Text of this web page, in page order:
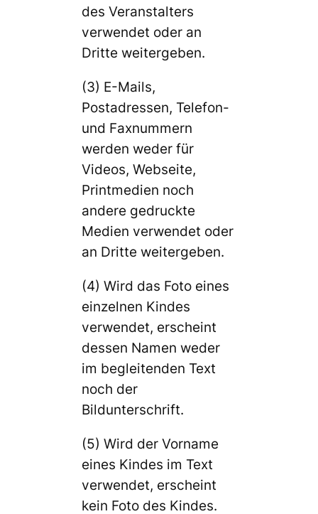
des Veranstalters
verwendet oder an
Dritte weitergeben.
(3) E-Mails,
Postadressen, Telefon-
und Faxnummern
werden weder für
Videos, Webseite,
Printmedien noch
andere gedruckte
Medien verwendet oder
an Dritte weitergeben.
(4) Wird das Foto eines
einzelnen Kindes
verwendet, erscheint
dessen Namen weder
im begleitenden Text
noch der
Bildunterschrift.
(5) Wird der Vorname
eines Kindes im Text
verwendet, erscheint
kein Foto des Kindes.